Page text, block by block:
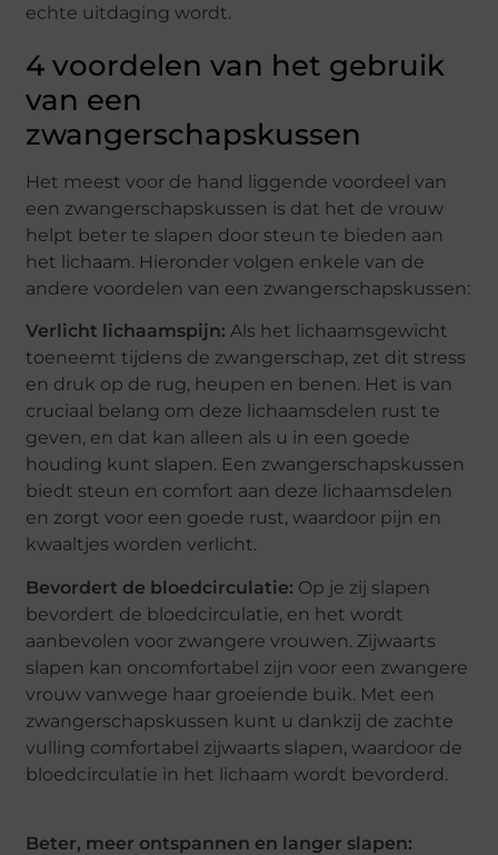
echte uitdaging wordt.
4 voordelen van het gebruik
van een
zwangerschapskussen
Het meest voor de hand liggende voordeel van
een zwangerschapskussen is dat het de vrouw
helpt beter te slapen door steun te bieden aan
het lichaam. Hieronder volgen enkele van de
andere voordelen van een zwangerschapskussen:
Verlicht lichaamspijn:Als het lichaamsgewicht
toeneemt tijdens de zwangerschap, zet dit stress
en druk op de rug, heupen en benen. Het is van
cruciaal belang om deze lichaamsdelen rust te
geven, en dat kan alleen als u in een goede
houding kunt slapen. Een zwangerschapskussen
biedt steun en comfort aan deze lichaamsdelen
en zorgt voor een goede rust, waardoor pijn en
kwaaltjes worden verlicht.
Bevordert de bloedcirculatie: Op je zij slapen
bevordert de bloedcirculatie, en het wordt
aanbevolen voor zwangere vrouwen. Zijwaarts
slapen kan oncomfortabel zijn voor een zwangere
vrouw vanwege haar groeiende buik. Met een
zwangerschapskussen kunt u dankzij de zachte
vulling comfortabel zijwaarts slapen, waardoor de
bloedcirculatie in het lichaam wordt bevorderd.
Beter, meer ontspannen en langer slapen: